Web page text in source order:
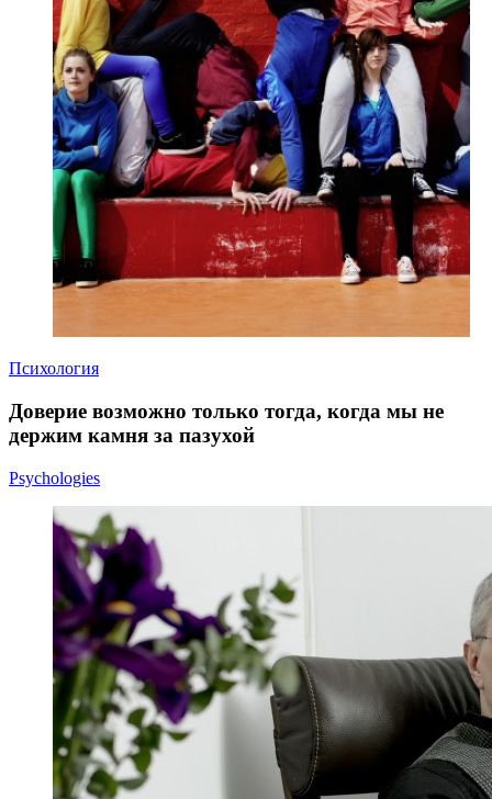
Психология
Доверие возможно только тогда, когда мы не
держим камня за пазухой
Psychologies